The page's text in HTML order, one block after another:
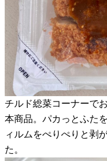
チルド総菜コーナーで
本商品。パカっとふた
ィルムをぺりぺりと剥
た。